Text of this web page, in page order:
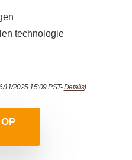
technologie
11/2025 15:09 PST-Details)